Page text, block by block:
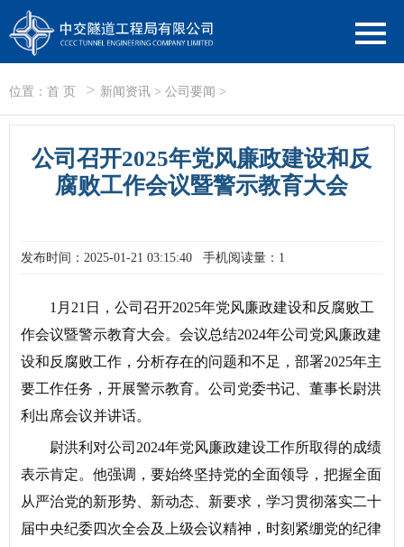
位置： 首 页 > 新闻资讯 > 公司要闻 >
公司召开2025年党风廉政建设和反
腐败工作会议暨警示教育大会
发布时间：2025-01-21 03:15:40 手机阅读量：1
1月21日，公司召开2025年党风廉政建设和反腐败工
作会议暨警示教育大会。会议总结2024年公司党风廉政建
设和反腐败工作，分析存在的问题和不足，部署2025年主
要工作任务，开展警示教育。公司党委书记、董事长尉洪
利出席会议并讲话。
尉洪利对公司2024年党风廉政建设工作所取得的成绩
表示肯定。他强调，要始终坚持党的全面领导，把握全面
从严治党的新形势、新动态、新要求，学习贯彻落实二十
届中央纪委四次全会及上级会议精神，时刻紧绷党的纪律